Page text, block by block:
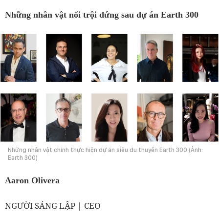
Những nhân vật nổi trội đứng sau dự án Earth 300
Những nhân vật chính thực hiện dự án siêu du thuyền Earth 300 (Ảnh:
Earth 300)
Aaron Olivera
NGƯỜI SÁNG LẬP | CEO